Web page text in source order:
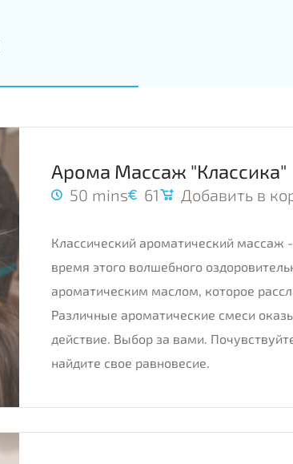
Арома Массаж "Классика"
50 mins 61 Добавить в
Классический ароматический массаж
время этого волшебного
ароматическим маслом, которое
Различные ароматические смеси
действие. Выбор за вами.
найдите свое равновесие.